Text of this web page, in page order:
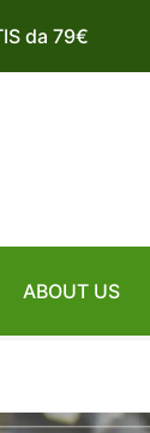
da 79€
ABOUT US